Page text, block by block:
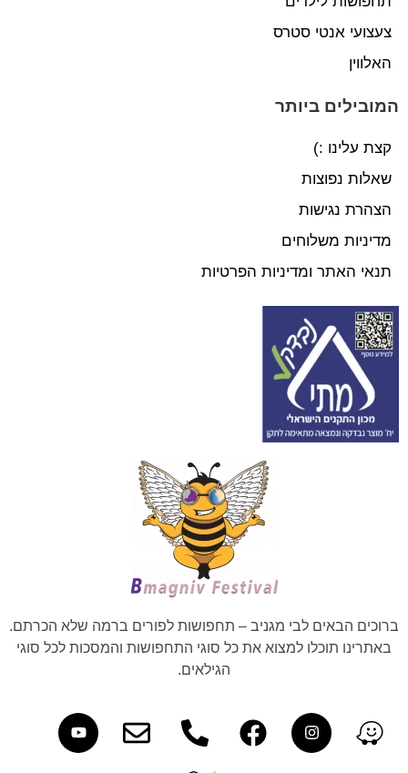
צעצועי אנטי סטרס
האלווין
המובילים ביותר
קצת עלינו :)
שאלות נפוצות
הצהרת נגישות
מדיניות משלוחים
תנאי האתר ומדיניות הפרטיות
ברוכים הבאים לבי מגניב – תחפושות לפורים ברמה שלא הכרתם.
באתרינו תוכלו למצוא את כל סוגי התחפושות והמסכות לכל סוגי
הגילאים.